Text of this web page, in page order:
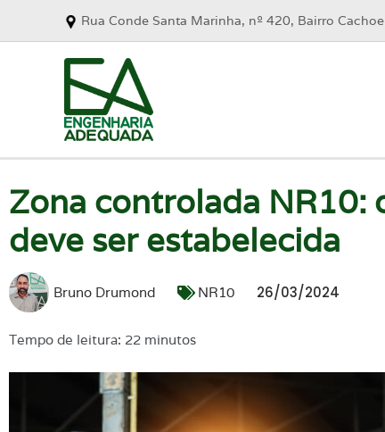
Rua Conde Santa Marinha, nº 420, Bairro
Zona controlada NR10:
deve ser estabelecida
Bruno Drumond NR10 26/03/2024
Tempo de leitura: 22 minutos